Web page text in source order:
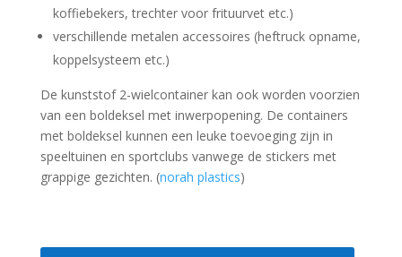
koffiebekers, trechter voor frituurvet etc.)
verschillende metalen accessoires (heftruck opname,
koppelsysteem etc.)
De kunststof 2-wielcontainer kan ook worden voorzien
van een boldeksel met inwerpopening. De containers
met boldeksel kunnen een leuke toevoeging zijn in
speeltuinen en sportclubs vanwege de stickers met
grappige gezichten. (norah plastics)